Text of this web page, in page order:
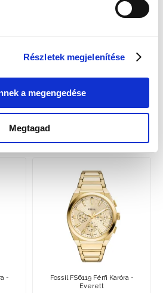
Részletek megjelenítése
a megengedése
Megtagad
-
Fossil FS6106 Férfi Karóra -
-
Fossil FS6119 Férfi Karóra -
Everett